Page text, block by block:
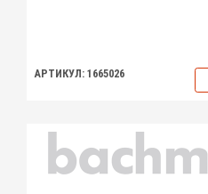
АРТИКУЛ: 1665026